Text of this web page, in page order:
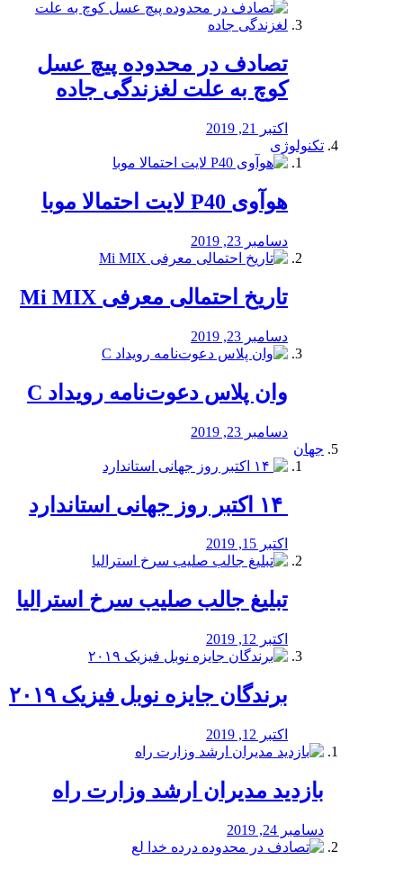
تصادف در محدوده پیچ عسل
کوچ به علت لغزندگی جاده
اکتبر 21, 2019
تکنولوژی
هوآوی P40 لایت احتمالا موبا
دسامبر 23, 2019
تاریخ احتمالی معرفی Mi MIX
دسامبر 23, 2019
وان پلاس دعوت‌نامه رویداد C
دسامبر 23, 2019
جهان
اکتبر 15, 2019
تبلیغ جالب صلیب سرخ استرالیا
اکتبر 12, 2019
برندگان جایزه نوبل فیزیک ۲۰۱۹
اکتبر 12, 2019
بازدید مدیران ارشد وزارت راه
دسامبر 24, 2019